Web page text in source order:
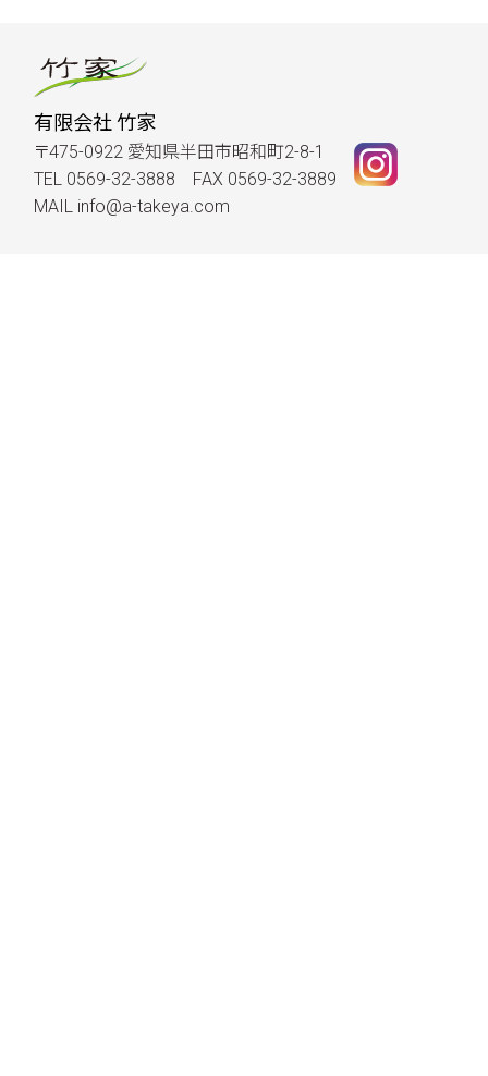
有限会社 竹家
〒475-0922 愛知県半田市昭和町2-8-1
TEL 0569-32-3888 FAX 0569-32-3889
MAIL info@a-takeya.com